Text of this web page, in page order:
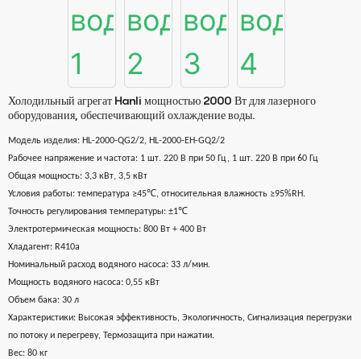
Холодильный агрегат Hanli мощностью 2000 Вт для лазерного
оборудования, обеспечивающий охлаждение воды.
Модель изделия: HL-2000-QG2/2, HL-2000-EH-GQ2/2
Рабочее напряжение и частота: 1 шт. 220 В при 50 Гц, 1 шт. 220 В при 60 Гц
Общая мощность: 3,3 кВт, 3,5 кВт
Условия работы: температура ≥45℃, относительная влажность ≥95%RH.
Точность регулирования температуры: ±1℃
Электротермическая мощность: 800 Вт + 400 Вт
Хладагент: R410a
Номинальный расход водяного насоса: 33 л/мин.
Мощность водяного насоса: 0,55 кВт
Объем бака: 30 л
Характеристики: Высокая эффективность, Экологичность, Сигнализация перегрузки
по потоку и перегреву, Термозащита при нажатии.
Вес: 80 кг